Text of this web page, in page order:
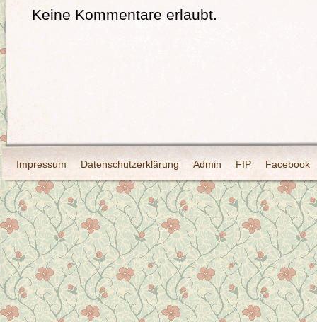
Keine Kommentare erlaubt.
Impressum Datenschutzerklärung Admin FIP Facebook